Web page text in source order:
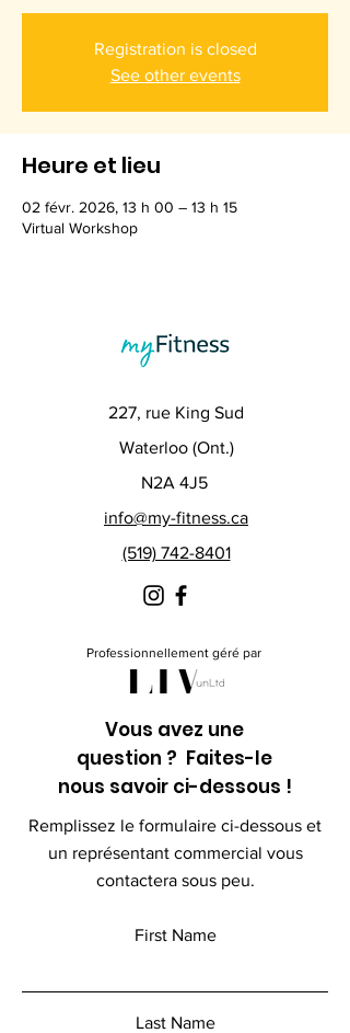
Registration is closed
See other events
Heure et lieu
02 févr. 2026, 13 h 00 – 13 h 15
Virtual Workshop
227, rue King Sud
Waterloo (Ont.)
N2A 4J5
info@my-fitness.ca
(519) 742-8401
Professionnellement géré par
Vous avez une
question ? Faites-le
nous savoir ci-dessous !
Remplissez le formulaire ci-dessous et
un représentant commercial vous
contactera sous peu.
First Name
Last Name